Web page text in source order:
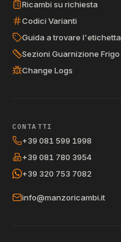
Ricambi su richiesta
Codici Varianti
Guida a trovare l'etichetta
Sezioni Guarnizione Frigo
Change Logs
CONTATTI
+39 081 599 1998
+39 081 780 3954
+39 320 753 7082
info@manzoricambi.it